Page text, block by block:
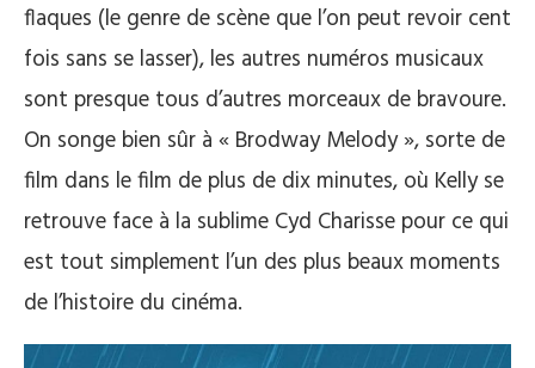
flaques (le genre de scène que l’on peut revoir cent
fois sans se lasser), les autres numéros musicaux
sont presque tous d’autres morceaux de bravoure.
On songe bien sûr à « Brodway Melody », sorte de
film dans le film de plus de dix minutes, où Kelly se
retrouve face à la sublime Cyd Charisse pour ce qui
est tout simplement l’un des plus beaux moments
de l’histoire du cinéma.